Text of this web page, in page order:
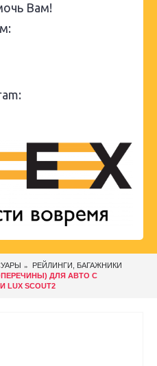
Вам!
РЕЙЛИНГИ, БАГАЖНИКИ
ДЛЯ АВТО С
SCOUT2